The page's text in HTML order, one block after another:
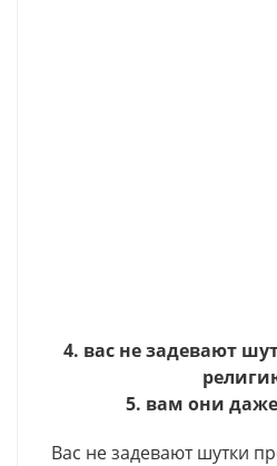
4. вас не задевают
5. вам они
Вас не задевают шутки